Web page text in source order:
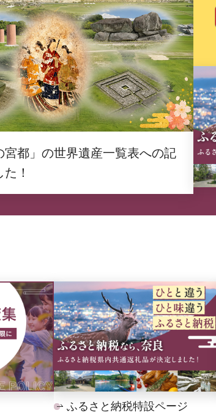
宮都」の世界遺産一覧表への記
！
ふるさと納税特設ページ